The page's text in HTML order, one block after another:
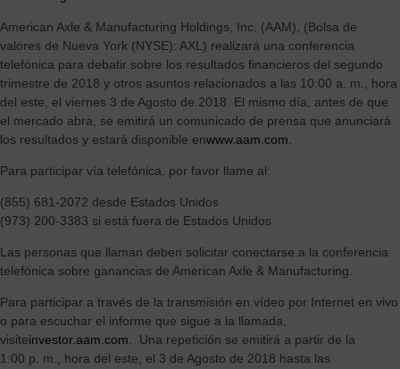
de vehículos.
American Axle & Manufacturing Holdings, Inc. (AAM), (Bolsa de
valores de Nueva York (NYSE): AXL) realizará una conferencia
telefónica para debatir sobre los resultados financieros del segundo
trimestre de 2018 y otros asuntos relacionados a las 10:00 a. m., hora
del este, el viernes 3 de Agosto de 2018. El mismo día, antes de que
el mercado abra, se emitirá un comunicado de prensa que anunciará
los resultados y estará disponible enwww.aam.com
Para participar vía telefónica, por favor llame al:
(855) 681-2072 desde Estados Unidos
(973) 200-3383 si está fuera de Estados Unidos
Las personas que llaman deben solicitar conectarse a la conferencia
telefónica sobre ganancias de American Axle & Manufacturing.
Para participar a través de la transmisión en vídeo por Internet en vivo
o para escuchar el informe que sigue a la llamada,
visiteinvestor.aam.com . Una repetición se emitirá a partir de la
1:00 p. m., hora del este, el 3 de Agosto de 2018 hasta las